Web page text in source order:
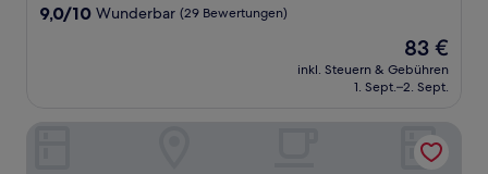
9.0
9,0/10 Wunderbar (29 Bewertungen)
Der
Preis
beträgt
83 €
inkl. Steuern & Gebühren
1. Sept.–2. Sept.